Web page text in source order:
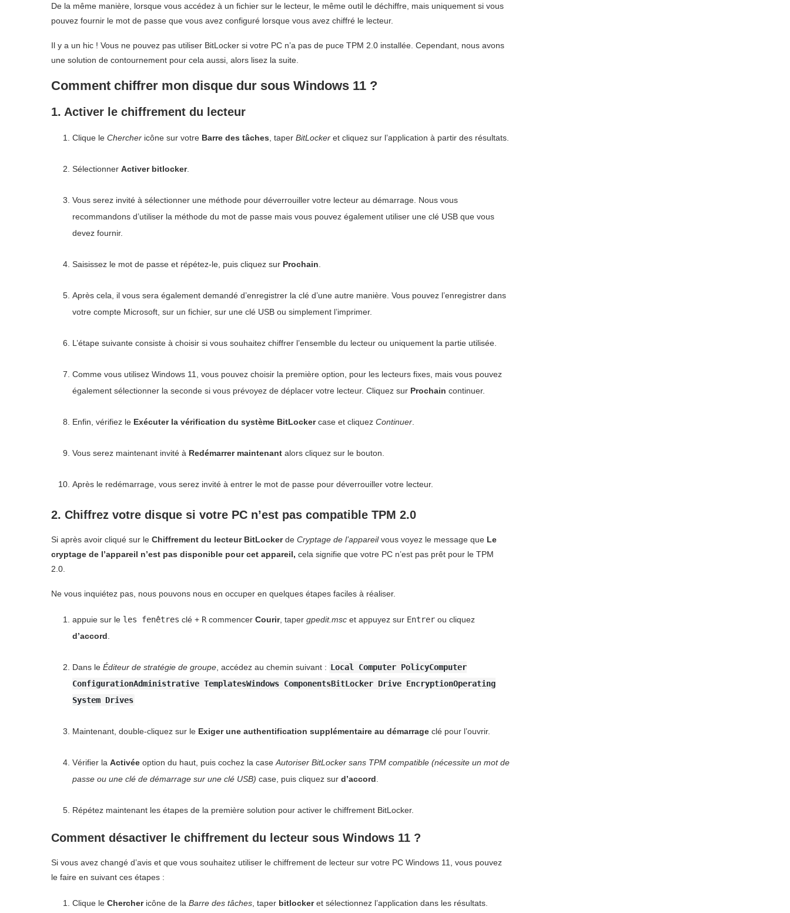
De la même manière, lorsque vous accédez à un fichier sur le lecteur, le même outil le déchiffre, mais uniquement si vous
pouvez fournir le mot de passe que vous avez configuré lorsque vous avez chiffré le lecteur.
Il y a un hic ! Vous ne pouvez pas utiliser BitLocker si votre PC n’a pas de puce TPM 2.0 installée. Cependant, nous avons
une solution de contournement pour cela aussi, alors lisez la suite.
Comment chiffrer mon disque dur sous Windows 11 ?
1. Activer le chiffrement du lecteur
Clique le Chercher icône sur votre Barre des tâches , taper BitLocker et cliquez sur l’application à partir des résultats.
Sélectionner Activer bitlocker.
Vous serez invité à sélectionner une méthode pour déverrouiller votre lecteur au démarrage. Nous vous
recommandons d’utiliser la méthode du mot de passe mais vous pouvez également utiliser une clé USB que vous
devez fournir.
Saisissez le mot de passe et répétez-le, puis cliquez sur Prochain
Après cela, il vous sera également demandé d’enregistrer la clé d’une autre manière. Vous pouvez l’enregistrer dans
votre compte Microsoft, sur un fichier, sur une clé USB ou simplement l’imprimer.
L’étape suivante consiste à choisir si vous souhaitez chiffrer l’ensemble du lecteur ou uniquement la partie utilisée.
Comme vous utilisez Windows 11, vous pouvez choisir la première option, pour les lecteurs fixes, mais vous pouvez
également sélectionner la seconde si vous prévoyez de déplacer votre lecteur. Cliquez sur Prochain continuer.
Enfin, vérifiez le Exécuter la vérification du système BitLockercase et cliquez Continuer
Vous serez maintenant invité à Redémarrer maintenant alors cliquez sur le bouton.
Après le redémarrage, vous serez invité à entrer le mot de passe pour déverrouiller votre lecteur.
2. Chiffrez votre disque si votre PC n’est pas compatible TPM 2.0
Si après avoir cliqué sur le Chiffrement du lecteur BitLockerde Cryptage de l’appareilvous voyez le message que Le
cryptage de l’appareil n’est pas disponible pour cet appareil, cela signifie que votre PC n’est pas prêt pour le TPM
2.0.
Ne vous inquiétez pas, nous pouvons nous en occuper en quelques étapes faciles à réaliser.
appuie sur le les fenêtres clé + R commencer Courir, taper gpedit.msc et appuyez sur Entrer ou cliquez
d’accord
Dans le Éditeur de stratégie de groupe , accédez au chemin suivant : Local Computer PolicyComputer
ConfigurationAdministrative TemplatesWindows ComponentsBitLocker Drive EncryptionOperating
System Drives
Maintenant, double-cliquez sur le Exiger une authentification supplémentaire au démarrage clé pour l’ouvrir.
Vérifier la Activée option du haut, puis cochez la case Autoriser BitLocker sans TPM compatible (nécessite un mot de
passe ou une clé de démarrage sur une clé USB) case, puis cliquez sur d’accord
Répétez maintenant les étapes de la première solution pour activer le chiffrement BitLocker.
Comment désactiver le chiffrement du lecteur sous Windows 11 ?
Si vous avez changé d’avis et que vous souhaitez utiliser le chiffrement de lecteur sur votre PC Windows 11, vous pouvez
le faire en suivant ces étapes :
Clique le Cherchericône de la Barre des tâches , taper bitlockeret sélectionnez l’application dans les résultats.